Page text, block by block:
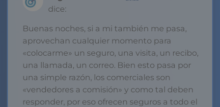
dice:
Buenas noches, si a mi también me pasa,
aprovechan cualquier momento para
«colocarme» un seguro, una visita, un recibo,
una llamada, un correo. Bien esto pasa por
una simple razón, los comerciales son
«vendedores a comisión» y como tal deben
responder, por eso ofrecen seguros a todo el